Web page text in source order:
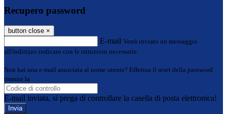
Recupero password
button close ×
E-mail Verrà inviato un messaggio
all'indirizzo indicato con le istruzioni necessarie.
Non hai una e-mail associata al nome utente? Effettua il reset della password
tramite la
E-mail inviata, si prega di controllare la casella di posta elettronica!